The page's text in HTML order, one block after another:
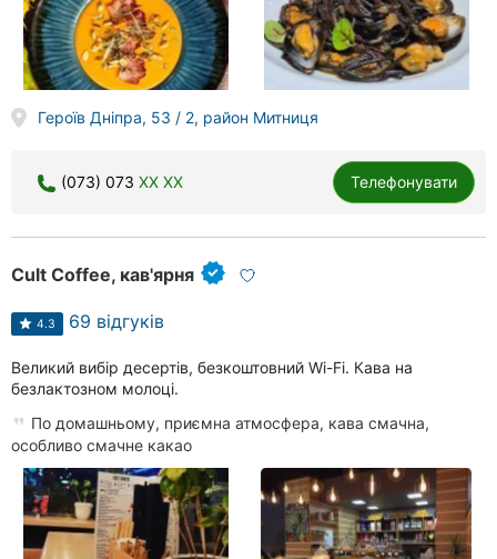
Героїв Дніпра, 53 / 2, район Митниця
(073) 073 XX XX Телефонувати
Cult Coffee, кав'ярня
4.3 69 відгуків
Великий вибір десертів, безкоштовний Wi-Fi. Кава на
безлактозном молоці.
По домашньому, приємна атмосфера, кава смачна,
особливо смачне какао